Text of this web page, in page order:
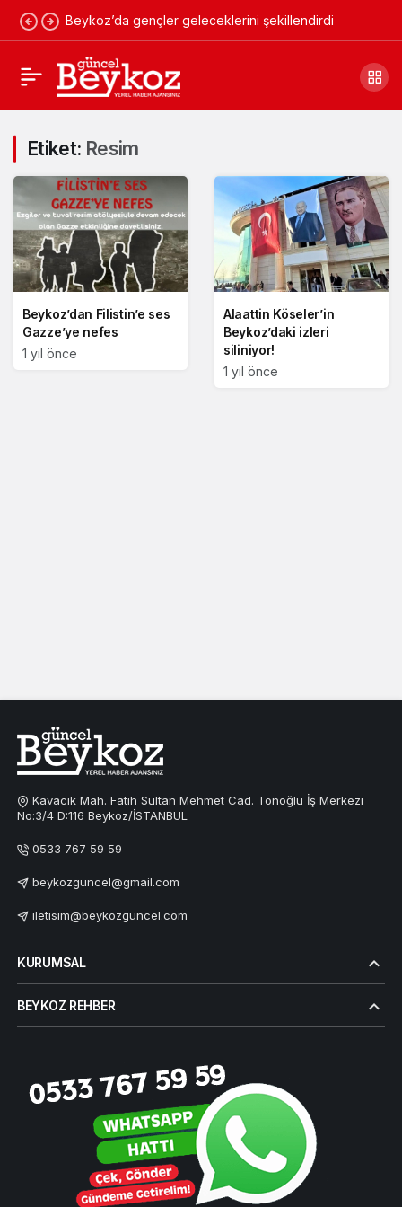
Beykoz’da gençler geleceklerini şekillendirdi
Etiket: Resim
Beykoz’dan Filistin’e ses
Gazze’ye nefes
1 yıl önce
Alaattin Köseler’in
Beykoz’daki izleri
siliniyor!
1 yıl önce
Kavacık Mah. Fatih Sultan Mehmet Cad. Tonoğlu İş Merkezi
No:3/4 D:116 Beykoz/İSTANBUL
0533 767 59 59
beykozguncel@gmail.com
iletisim@beykozguncel.com
KURUMSAL
BEYKOZ REHBER